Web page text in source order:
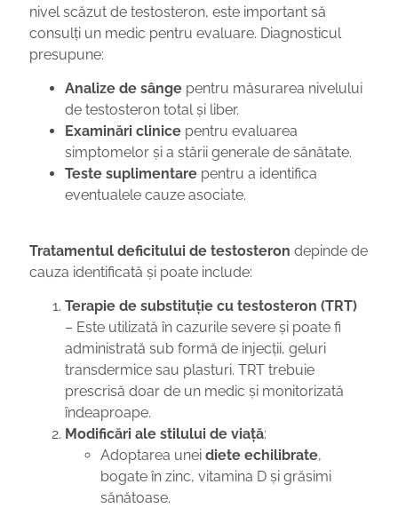
nivel scăzut de testosteron, este important să
consulți un medic pentru evaluare. Diagnosticul
presupune:
Analize de sânge pentru măsurarea nivelului
de testosteron total și liber.
Examinări clinice pentru evaluarea
simptomelor și a stării generale de sănătate.
Teste suplimentare pentru a identifica
eventualele cauze asociate.
Tratamentul deficitului de testosteron depinde de
cauza identificată și poate include:
Terapie de substituție cu testosteron (TRT)
– Este utilizată în cazurile severe și poate fi
administrată sub formă de injecții, geluri
transdermice sau plasturi. TRT trebuie
prescrisă doar de un medic și monitorizată
îndeaproape.
Modificări ale stilului de viață:
Adoptarea uneidiete echilibrate,
bogate în zinc, vitamina D și grăsimi
sănătoase.